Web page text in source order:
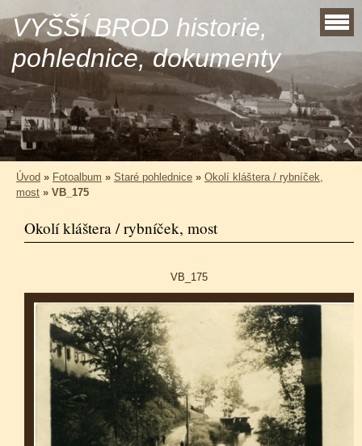
VYŠŠÍ BROD historie,
pohlednice, dokumenty
Úvod » Fotoalbum » Staré pohlednice » Okolí kláštera / rybníček,
most » VB_175
Okolí kláštera / rybníček, most
VB_175